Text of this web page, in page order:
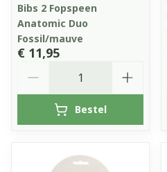
Bibs 2 Fopspeen
Anatomic Duo
Fossil/mauve
€ 11,95
Bestel